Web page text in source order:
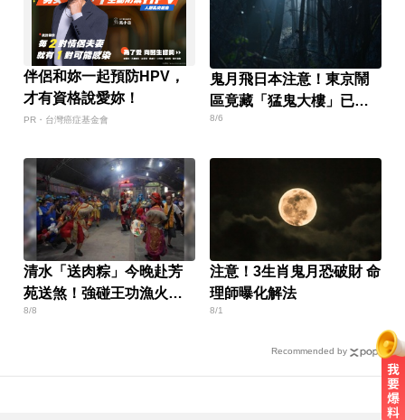
伴侶和妳一起預防HPV，
才有資格說愛妳！
PR・台灣癌症基金會
鬼月飛日本注意！東京鬧
區竟藏「猛鬼大樓」已奪
14命
8/6
清水「送肉粽」今晚赴芳
苑送煞！強碰王功漁火節
上千遊客 喪家回應了
8/8
注意！3生肖鬼月恐破財 命
理師曝化解法
8/1
Recommended by